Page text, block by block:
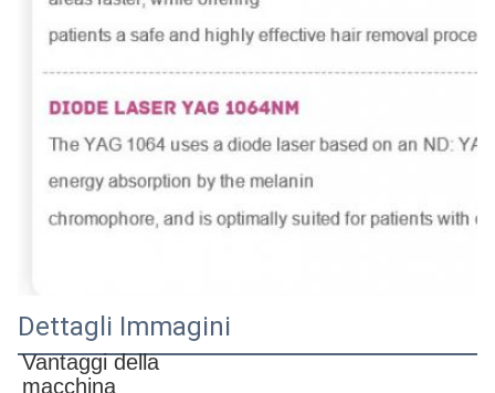
Dettagli Immagini
Vantaggi della
macchina